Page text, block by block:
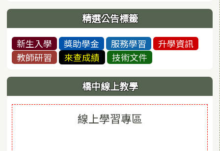
精選公告標籤
新生入學 獎助學金 服務學習
升學資訊
教師研習
來查成績 技術文件
橋中線上教學
線上學習專區